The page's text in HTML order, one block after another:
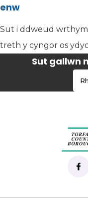
enw
Sut i ddweud
treth y cyngor os
Sut gallwn